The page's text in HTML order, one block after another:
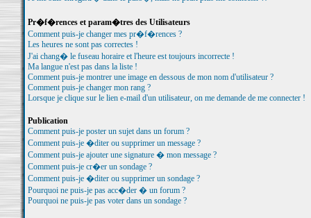
Pr�f�rences et param�tres des Utilisateurs
Comment puis-je changer mes pr�f�rences ?
Les heures ne sont pas correctes !
J'ai chang� le fuseau horaire et l'heure est toujours incorrecte !
Ma langue n'est pas dans la liste !
Comment puis-je montrer une image en dessous de mon nom d'utilisateur ?
Comment puis-je changer mon rang ?
Lorsque je clique sur le lien e-mail d'un utilisateur, on me demande de me connecter !
Publication
Comment puis-je poster un sujet dans un forum ?
Comment puis-je �diter ou supprimer un message ?
Comment puis-je ajouter une signature � mon message ?
Comment puis-je cr�er un sondage ?
Comment puis-je �diter ou supprimer un sondage ?
Pourquoi ne puis-je pas acc�der � un forum ?
Pourquoi ne puis-je pas voter dans un sondage ?